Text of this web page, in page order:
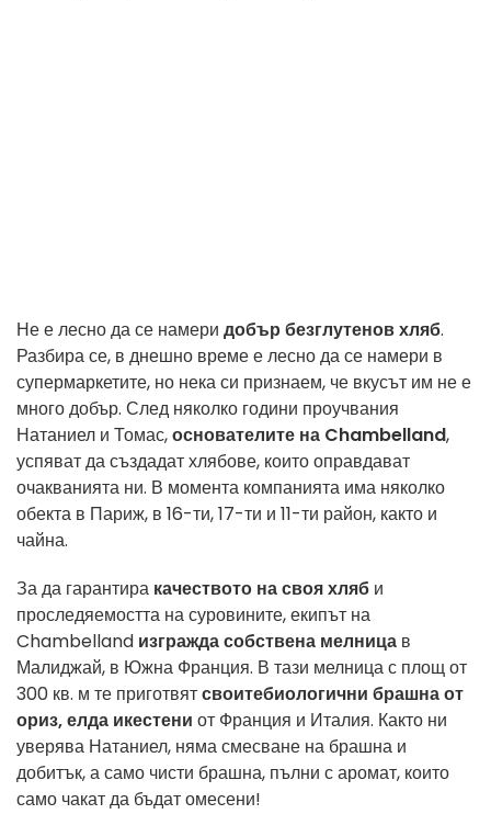
Не е лесно да се намери добър безглутенов хляб.
Разбира се, в днешно време е лесно да се намери в
супермаркетите, но нека си признаем, че вкусът им не е
много добър. След няколко години проучвания
Натаниел и Томас,основателите на Chambelland,
успяват да създадат хлябове, които оправдават
очакванията ни. В момента компанията има няколко
обекта в Париж, в 16-ти, 17-ти и 11-ти район, както и
чайна.
За да гарантира качеството на своя хляб и
проследяемостта на суровините, екипът на
Chambelland изгражда собствена мелница в
Малиджай, в Южна Франция. В тази мелница с площ от
300 кв. м те приготвятсвоитебиологични брашна от
ориз, елда икестени от Франция и Италия. Както ни
уверява Натаниел, няма смесване на брашна и
добитък, а само чисти брашна, пълни с аромат, които
само чакат да бъдат омесени!